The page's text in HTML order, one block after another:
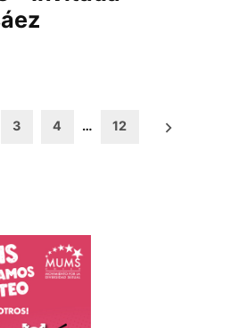
3 4 … 12